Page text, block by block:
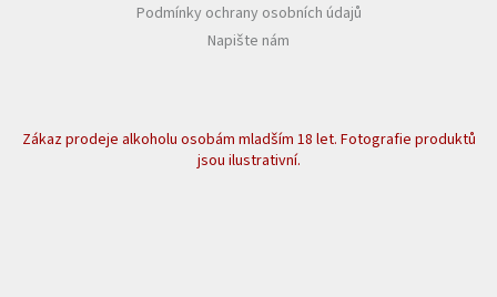
Podmínky ochrany osobních údajů
Napište nám
Zákaz prodeje alkoholu osobám mladším 18 let. Fotografie produktů
jsou ilustrativní.